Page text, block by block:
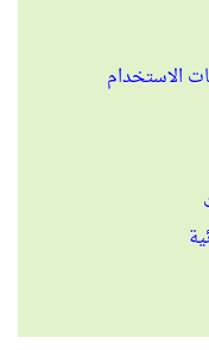
الاستخدام